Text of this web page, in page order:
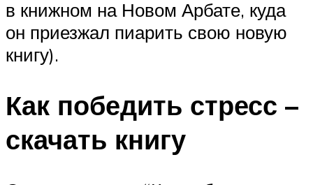
в книжном на Новом Арбате, куда
он приезжал пиарить свою новую
книгу).
Как победить стресс –
скачать книгу